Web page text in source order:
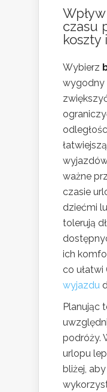
czasu
koszty
Wybierz
wygodny
ważne
czasie
dziećmi
tolerują
ich
co ułatwi
wyjazdu
Planując
podróży.
urlopu
bliżej,